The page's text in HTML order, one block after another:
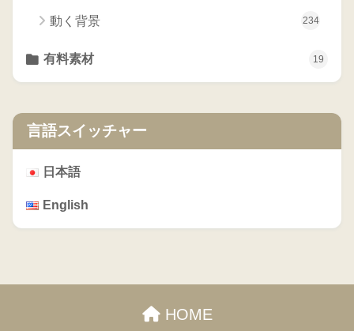
動く背景 234
有料素材 19
言語スイッチャー
日本語
English
HOME